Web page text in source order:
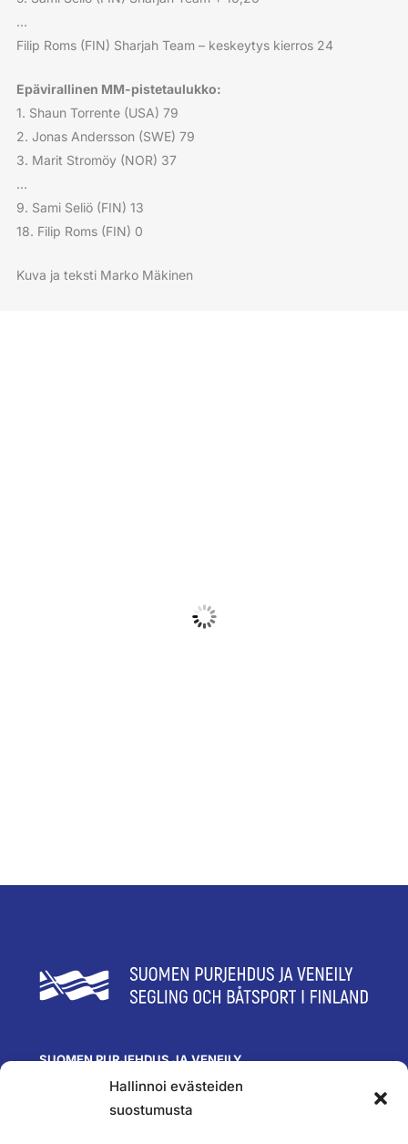
Hallinnoi evästeiden
suostumusta
…
Filip Roms (FIN) Sharjah Team – keskeytys kierros 24
Epävirallinen MM-pistetaulukko:
1. Shaun Torrente (USA) 79
2. Jonas Andersson (SWE) 79
3. Marit Stromöy (NOR) 37
…
9. Sami Seliö (FIN) 13
18. Filip Roms (FIN) 0
Kuva ja teksti Marko Mäkinen
SUOMEN PURJEHDUS JA VENEILY
Olympiastadion
Paavo Nurmen tie 1